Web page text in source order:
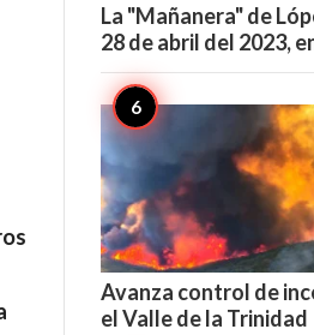
La "Mañanera" de
28 de abril del 2023,
Avanza control de
el Valle de la Trinidad